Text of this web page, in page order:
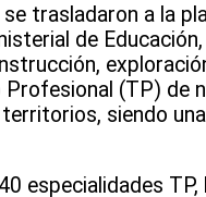
trasladaron a la
de
(TP) de
siendo
especialidades